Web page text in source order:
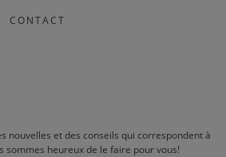
CONTACT
nouvelles et des conseils qui correspondent à
sommes heureux de le faire pour vous!